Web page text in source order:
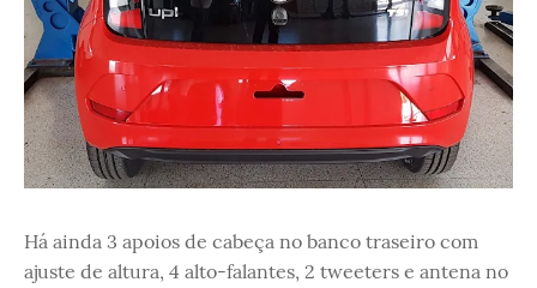
Há ainda 3 apoios de cabeça no banco traseiro com
ajuste de altura, 4 alto-falantes, 2 tweeters e antena no